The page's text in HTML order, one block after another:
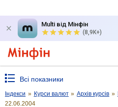
Multi від Мінфін
(8,9K+)
Всі показники
Індекси » Курси валют » Архів курсів »
22.06.2004